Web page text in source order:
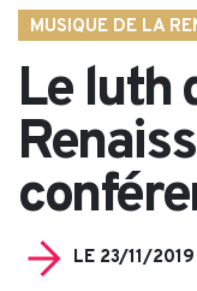
MUSIQUE DE LA
Le luth
LE 23/11/